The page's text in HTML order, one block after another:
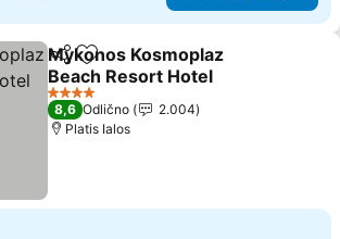
Deli Dodati u favorite
Mykonos Kosmoplaz
Beach Resort Hotel
4 Zvezdice
8,6 Odlično
2.004
Platis Ialos